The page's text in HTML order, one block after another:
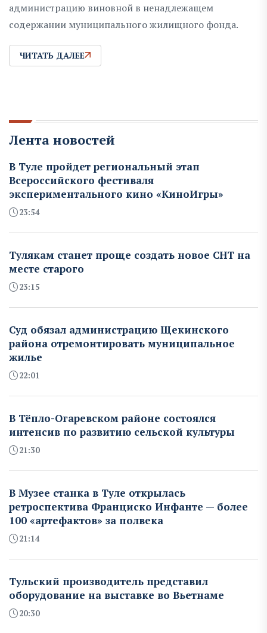
администрацию виновной в ненадлежащем
содержании муниципального жилищного фонда.
ЧИТАТЬ ДАЛЕЕ
Лента новостей
В Туле пройдет региональный этап
Всероссийского фестиваля
экспериментального кино «КиноИгры»
23:54
Тулякам станет проще создать новое СНТ на
месте старого
23:15
Суд обязал администрацию Щекинского
района отремонтировать муниципальное
жилье
22:01
В Тёпло-Огаревском районе состоялся
интенсив по развитию сельской культуры
21:30
В Музее станка в Туле открылась
ретроспектива Франциско Инфанте — более
100 «артефактов» за полвека
21:14
Тульский производитель представил
оборудование на выставке во Вьетнаме
20:30